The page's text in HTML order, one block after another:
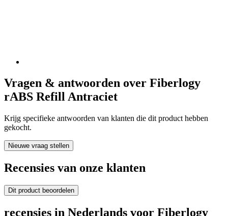
Vragen & antwoorden over Fiberlogy
rABS Refill Antraciet
Krijg specifieke antwoorden van klanten die dit product hebben
gekocht.
Nieuwe vraag stellen
Recensies van onze klanten
Dit product beoordelen
recensies in Nederlands voor Fiberlogy